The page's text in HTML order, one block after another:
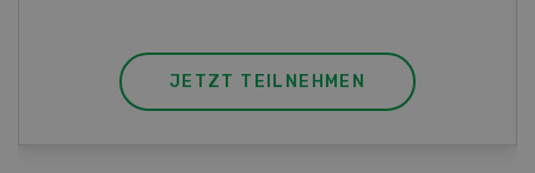
JETZT TEILNEHMEN